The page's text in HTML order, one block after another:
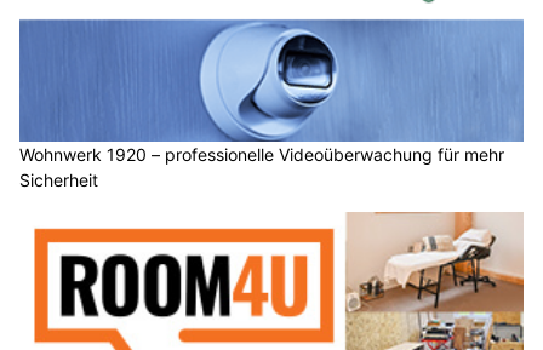
Wohnwerk 1920 – professionelle Videoüberwachung für mehr
Sicherheit